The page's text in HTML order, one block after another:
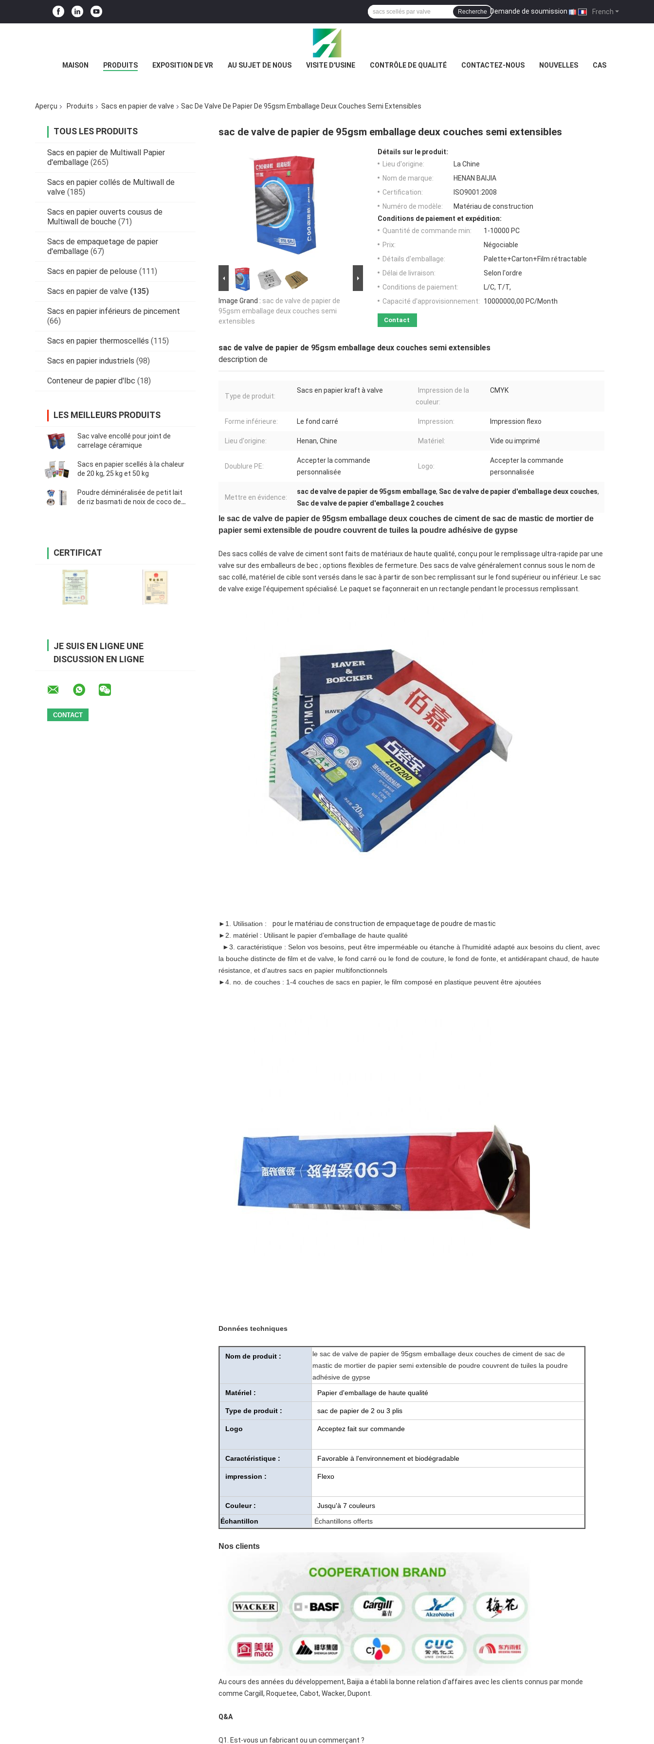
French
Demande de soumission |
Recherche
MAISON PRODUITS EXPOSITION DE VR AU SUJET DE NOUS VISITE D'USINE CONTRÔLE DE QUALITÉ CONTACTEZ-NOUS NOUVELLES CAS
Aperçu Produits Sacs en papier de valve Sac De Valve De Papier De 95gsm Emballage Deux Couches Semi Extensibles
TOUS LES PRODUITS
Sacs en papier de Multiwall Papier
d'emballage (265)
Sacs en papier collés de Multiwall de
valve (185)
Sacs en papier ouverts cousus de
Multiwall de bouche (71)
Sacs de empaquetage de papier
d'emballage (67)
Sacs en papier de pelouse (111)
Sacs en papier de valve (135)
Sacs en papier inférieurs de pincement
(66)
Sacs en papier thermoscellés (115)
Sacs en papier industriels (98)
Conteneur de papier d'Ibc (18)
LES MEILLEURS PRODUITS
Sac valve encollé pour joint de
carrelage céramique
Sacs en papier scellés à la chaleur
de 20 kg, 25 kg et 50 kg
Poudre déminéralisée de petit lait
de riz basmati de noix de coco de
CERTIFICAT
JE SUIS EN LIGNE UNE
DISCUSSION EN LIGNE
sac de valve de papier de 95gsm emballage deux couches semi extensibles
Image Grand : sac de valve de papier de
95gsm emballage deux couches semi
extensibles
Détails sur le produit:
Lieu d'origine:
La Chine
Nom de marque:
HENAN BAIJIA
Certification:
ISO9001:2008
Numéro de modèle:
Matériau de construction
Conditions de paiement et expédition:
Quantité de commande min:
1-10000 PC
Prix:
Négociable
Détails d'emballage:
Palette+Carton+Film rétractable
Délai de livraison:
Selon l'ordre
Conditions de paiement:
L/C, T/T,
Capacité d'approvisionnement:
10000000,00 PC/Month
Contact
sac de valve de papier de 95gsm emballage deux couches semi extensibles
description de
Type de produit:
Sacs en papier kraft à valve
Impression de la
couleur:
CMYK
Forme inférieure: Le fond carré Impression: Impression flexo
Lieu d'origine: Henan, Chine Matériel: Vide ou imprimé
Doublure PE:
Accepter la commande
personnalisée
Logo:
Accepter la commande
personnalisée
Mettre en évidence:
sac de valve de papier de 95gsm emballage, Sac de valve de papier d'emballage deux couches,
Sac de valve de papier d'emballage 2 couches
le sac de valve de papier de 95gsm emballage deux couches de ciment de sac de mastic de mortier de
papier semi extensible de poudre couvrent de tuiles la poudre adhésive de gypse
Des sacs collés de valve de ciment sont faits de matériaux de haute qualité, conçu pour le remplissage ultra-rapide par une
valve sur des emballeurs de bec ; options flexibles de fermeture. Des sacs de valve généralement connus sous le nom de
sac collé, matériel de cible sont versés dans le sac à partir de son bec remplissant sur le fond supérieur ou inférieur. Le sac
de valve exige l'équipement spécialisé. Le paquet se façonnerait en un rectangle pendant le processus remplissant.
► 1. Utilisation : pour le matériau de construction de empaquetage de poudre de mastic
►2. matériel : Utilisant le papier d'emballage de haute qualité
►3. caractéristique : Selon vos besoins, peut être imperméable ou étanche à l'humidité adapté aux besoins du client, avec
la bouche distincte de film et de valve, le fond carré ou le fond de couture, le fond de fonte, et antidérapant chaud, de haute
résistance, et d'autres sacs en papier multifonctionnels
►4. no. de couches : 1-4 couches de sacs en papier, le film composé en plastique peuvent être ajoutées
Données techniques
Nom de produit :
le sac de valve de papier de 95gsm emballage deux couches de ciment de sac de
mastic de mortier de papier semi extensible de poudre couvrent de tuiles la poudre
adhésive de gypse
Matériel :
Papier d'emballage de haute qualité
Type de produit : sac de papier de 2 ou 3 plis
Logo Acceptez fait sur commande
Caractéristique : Favorable à l'environnement et biodégradable
impression : Flexo
Couleur :
Jusqu'à 7 couleurs
Échantillon
Échantillons offerts
Nos clients
Au cours des années du développement, Baijia a établi la bonne relation d'affaires avec les clients connus par monde
comme Cargill, Roquetee, Cabot, Wacker, Dupont.
Q&A
Q1. Est-vous un fabricant ou un commerçant ?